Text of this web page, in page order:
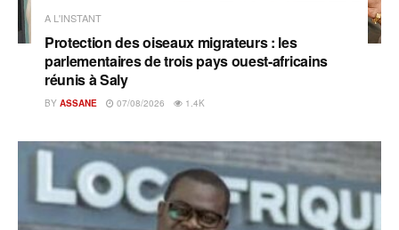
A L'INSTANT
Protection des oiseaux migrateurs : les
parlementaires de trois pays ouest-africains
réunis à Saly
BY ASSANE 07/08/2026 1.4K